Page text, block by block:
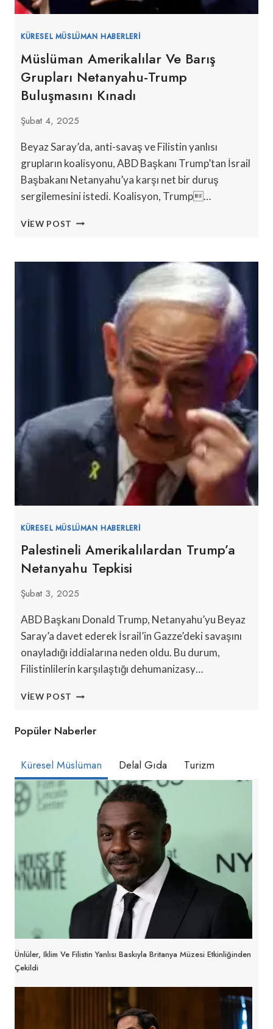
KÜRESEL MÜSLÜMAN HABERLERI
Müslüman Amerikalılar Ve Barış
Grupları Netanyahu-Trump
Buluşmasını Kınadı
Şubat 4, 2025
Beyaz Saray’da, anti-savaş ve Filistin yanlısı
grupların koalisyonu, ABD Başkanı Trump’tan İsrail
Başbakanı Netanyahu’ya karşı net bir duruş
sergilemesini istedi. Koalisyon, Trump…
VIEW POST MÜSLÜMAN
NETANYAHU-
BULUŞMASINI
KINADI
KÜRESEL MÜSLÜMAN HABERLERI
Palestineli Amerikalılardan Trump’a
Netanyahu Tepkisi
Şubat 3, 2025
ABD Başkanı Donald Trump, Netanyahu’yu Beyaz
Saray’a davet ederek İsrail’in Gazze’deki savaşını
onayladığı iddialarına neden oldu. Bu durum,
Filistinlilerin karşılaştığı dehumanizasy…
VIEW POST PALESTINELI
NETANYAHU
Popüler Naberler
Küresel Müslüman Delal Gıda Turizm
Ünlüler, Iklim Ve Filistin Yanlısı Baskıyla Britanya Müzesi Etkinliğinden
Çekildi